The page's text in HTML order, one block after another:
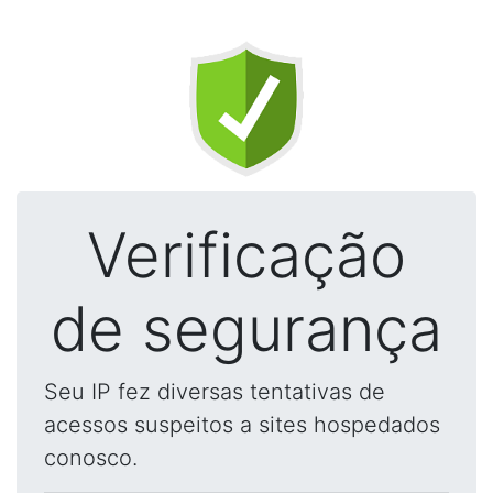
Verificação
de segurança
Seu IP fez diversas tentativas de
acessos suspeitos a sites hospedados
conosco.